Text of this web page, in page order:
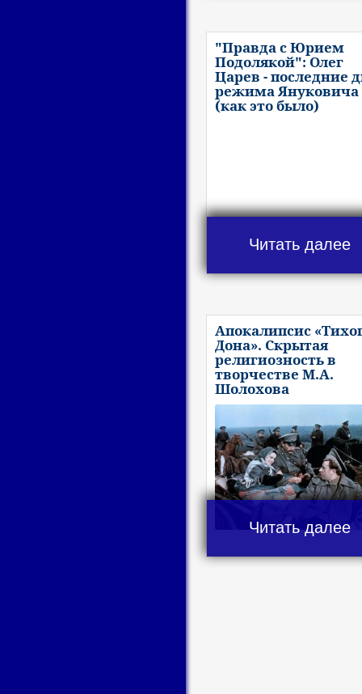
"Правда с Юрием
Подолякой": Олег
Царев - последние
режима Януковича
(как это было)
Читать далее
Апокалипсис
Дона». Скрытая
религиозность в
творчестве М.А.
Шолохова
Читать далее